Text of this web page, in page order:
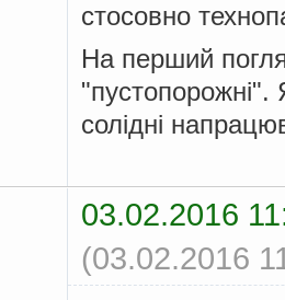
стосовно
На перший
солідні
03.02.2016
(03.02.2016